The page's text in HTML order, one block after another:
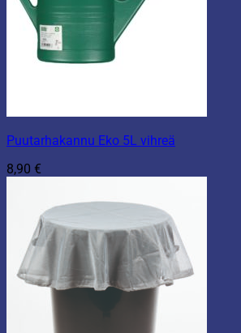
Puutarhakannu Eko 5L vihreä
8,90 €